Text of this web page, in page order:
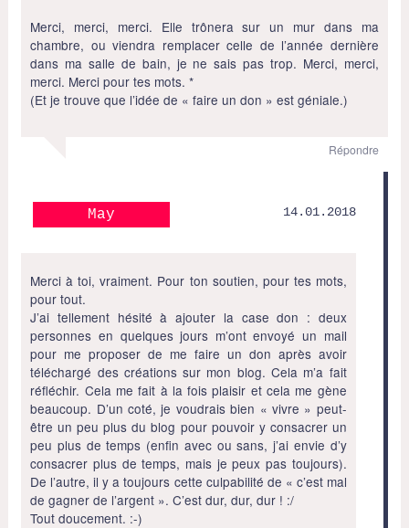
Merci, merci, merci. Elle trônera sur un mur dans ma
chambre, ou viendra remplacer celle de l’année dernière
dans ma salle de bain, je ne sais pas trop. Merci, merci,
merci. Merci pour tes mots. *
(Et je trouve que l’idée de « faire un don » est géniale.)
Répondre
May 14.01.2018
Merci à toi, vraiment. Pour ton soutien, pour tes mots,
pour tout.
J’ai tellement hésité à ajouter la case don : deux
personnes en quelques jours m’ont envoyé un mail
pour me proposer de me faire un don après avoir
téléchargé des créations sur mon blog. Cela m’a fait
réfléchir. Cela me fait à la fois plaisir et cela me gène
beaucoup. D’un coté, je voudrais bien « vivre » peut-
être un peu plus du blog pour pouvoir y consacrer un
peu plus de temps (enfin avec ou sans, j’ai envie d’y
consacrer plus de temps, mais je peux pas toujours).
De l’autre, il y a toujours cette culpabilité de « c’est mal
de gagner de l’argent ». C’est dur, dur, dur ! :/
Tout doucement. :-)